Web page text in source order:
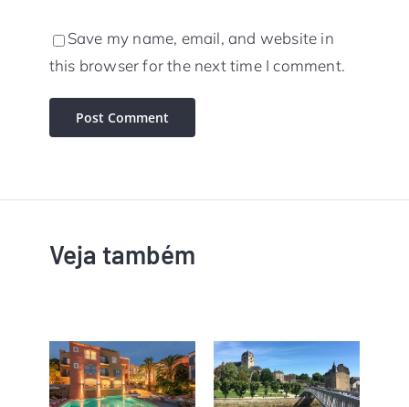
Save my name, email, and website in
this browser for the next time I comment.
Veja também